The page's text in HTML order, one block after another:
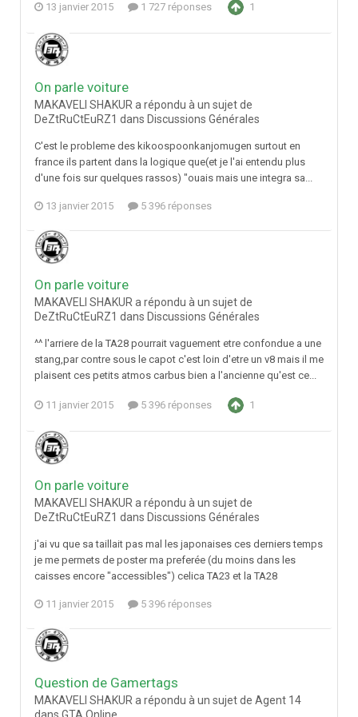
13 janvier 2015 1 727 réponses 1
On parle voiture
MAKAVELI SHAKUR a répondu à un sujet de
DeZtRuCtEuRZ1 dans Discussions Générales
C'est le probleme des kikoospoonkanjomugen surtout en
france ils partent dans la logique que(et je l'ai entendu plus
d'une fois sur quelques rassos) "ouais mais une integra sa...
13 janvier 2015 5 396 réponses
On parle voiture
MAKAVELI SHAKUR a répondu à un sujet de
DeZtRuCtEuRZ1 dans Discussions Générales
^^ l'arriere de la TA28 pourrait vaguement etre confondue a une
stang,par contre sous le capot c'est loin d'etre un v8 mais il me
plaisent ces petits atmos carbus bien a l'ancienne qu'est ce...
11 janvier 2015 5 396 réponses 1
On parle voiture
MAKAVELI SHAKUR a répondu à un sujet de
DeZtRuCtEuRZ1 dans Discussions Générales
j'ai vu que sa taillait pas mal les japonaises ces derniers temps
je me permets de poster ma preferée (du moins dans les
caisses encore "accessibles") celica TA23 et la TA28
11 janvier 2015 5 396 réponses
Question de Gamertags
MAKAVELI SHAKUR a répondu à un sujet de Agent 14